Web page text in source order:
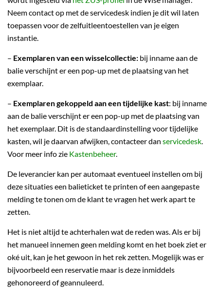
Neem contact op met de servicedesk indien je dit wil laten
toepassen voor de zelfuitleentoestellen van je eigen
instantie.
– Exemplaren van een wisselcollectie: bij inname aan de
balie verschijnt er een pop-up met de plaatsing van het
exemplaar.
– Exemplaren gekoppeld aan een tijdelijke kast: bij inname
aan de balie verschijnt er een pop-up met de plaatsing van
het exemplaar. Dit is de standaardinstelling voor tijdelijke
kasten, wil je daarvan afwijken, contacteer dan servicedesk.
Voor meer info zie Kastenbeheer.
De leverancier kan per automaat eventueel instellen om bij
deze situaties een balieticket te printen of een aangepaste
melding te tonen om de klant te vragen het werk apart te
zetten.
Het is niet altijd te achterhalen wat de reden was. Als er bij
het manueel innemen geen melding komt en het boek ziet er
oké uit, kan je het gewoon in het rek zetten. Mogelijk was er
bijvoorbeeld een reservatie maar is deze inmiddels
gehonoreerd of geannuleerd.